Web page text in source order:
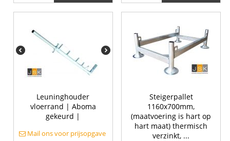
Leuninghouder
vloerrand | Aboma
gekeurd |
Mail ons voor prijsopgave
Steigerpallet
1160x700mm,
(maatvoering is hart op
hart maat) thermisch
verzinkt, ...